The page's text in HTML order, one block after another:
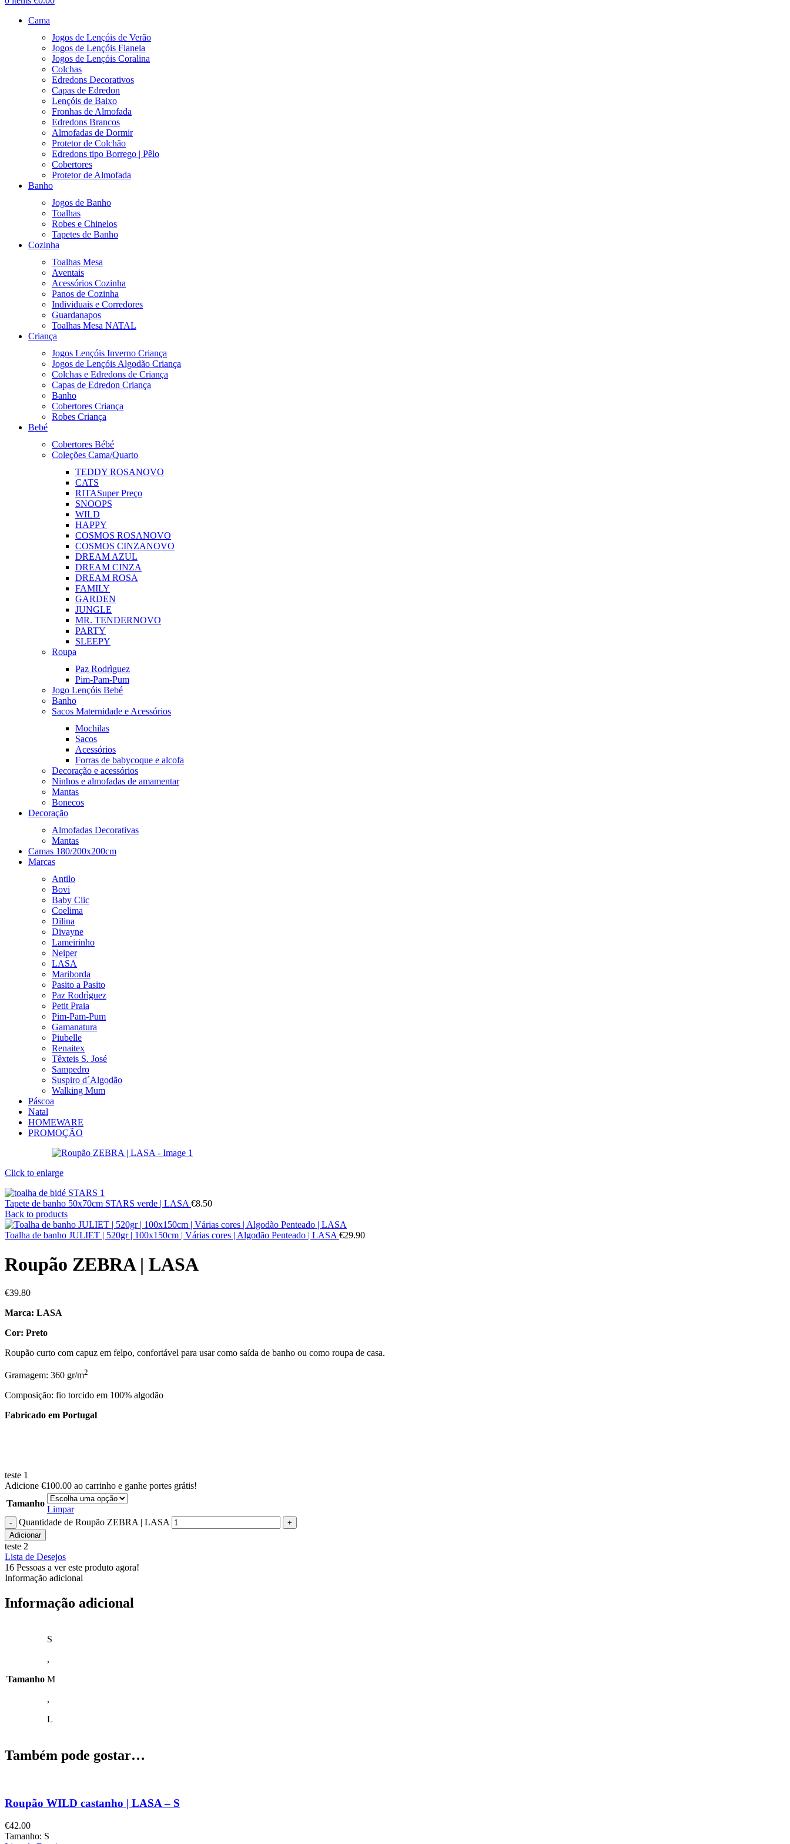
Cama
Jogos de Lençóis de Verão
Jogos de Lençóis Flanela
Jogos de Lençóis Coralina
Colchas
Edredons Decorativos
Capas de Edredon
Lençóis de Baixo
Fronhas de Almofada
Edredons Brancos
Almofadas de Dormir
Protetor de Colchão
Edredons tipo Borrego | Pêlo
Cobertores
Protetor de Almofada
Banho
Jogos de Banho
Toalhas
Robes e Chinelos
Tapetes de Banho
Cozinha
Toalhas Mesa
Aventais
Acessórios Cozinha
Panos de Cozinha
Individuais e Corredores
Guardanapos
Toalhas Mesa NATAL
Criança
Jogos Lençóis Inverno Criança
Jogos de Lençóis Algodão Criança
Colchas e Edredons de Criança
Capas de Edredon Criança
Banho
Cobertores Criança
Robes Criança
Bebé
Cobertores Bébé
Coleções Cama/Quarto
TEDDY ROSANOVO
CATS
RITASuper Preço
SNOOPS
WILD
HAPPY
COSMOS ROSANOVO
COSMOS CINZANOVO
DREAM AZUL
DREAM CINZA
DREAM ROSA
FAMILY
GARDEN
JUNGLE
MR. TENDERNOVO
PARTY
SLEEPY
Roupa
Paz Rodrìguez
Pim-Pam-Pum
Jogo Lençóis Bebé
Banho
Sacos Maternidade e Acessórios
Mochilas
Sacos
Acessórios
Forras de babycoque e alcofa
Decoração e acessórios
Ninhos e almofadas de amamentar
Mantas
Bonecos
Decoração
Almofadas Decorativas
Mantas
Camas 180/200x200cm
Marcas
Antilo
Bovi
Baby Clic
Coelima
Dilina
Divayne
Lameirinho
Neiper
LASA
Mariborda
Pasito a Pasito
Paz Rodrìguez
Petit Praia
Pim-Pam-Pum
Gamanatura
Piubelle
Renaitex
Têxteis S. José
Sampedro
Suspiro d´Algodão
Walking Mum
Páscoa
Natal
HOMEWARE
PROMOÇÃO
Click to enlarge
Tapete de banho 50x70cm STARS verde | LASA €8.50
Back to products
Toalha de banho JULIET | 520gr | 100x150cm | Várias cores | Algodão Penteado | LASA €29.90
Roupão ZEBRA | LASA
€39.80
Marca: LASA
Cor: Preto
Roupão curto com capuz em felpo, confortável para usar como saída de banho ou como roupa de casa.
Gramagem: 360 gr/m2
Composição: fio torcido em 100% algodão
Fabricado em Portugal
teste 1
Adicione €100.00 ao carrinho e ganhe portes grátis!
Tamanho
Limpar
Quantidade de Roupão ZEBRA | LASA
Adicionar
teste 2
Lista de Desejos
16 Pessoas a ver este produto agora!
Informação adicional
Informação adicional
Tamanho
S
,
M
,
L
Também pode gostar…
Roupão WILD castanho | LASA – S
€42.00
Tamanho: S